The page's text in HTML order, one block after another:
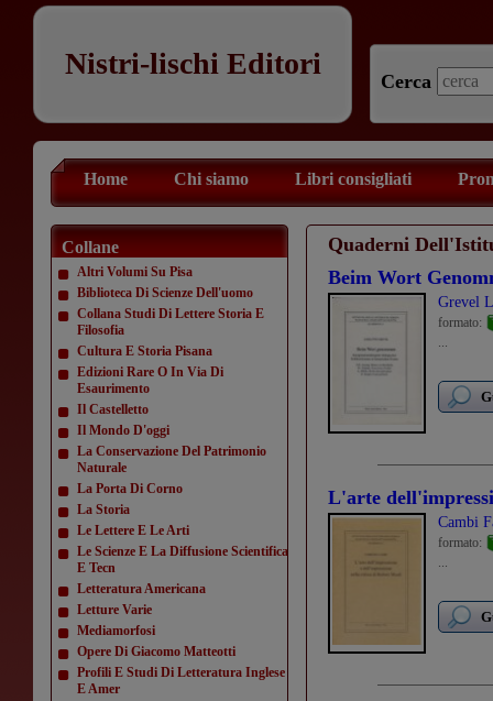
Nistri-lischi Editori
Cerca
Home Chi siamo Libri consigliati
Collane
Altri Volumi Su Pisa
Biblioteca Di Scienze Dell'uomo
Collana Studi Di Lettere Storia E
Filosofia
Cultura E Storia Pisana
Edizioni Rare O In Via Di
Esaurimento
Il Castelletto
Il Mondo D'oggi
La Conservazione Del Patrimonio
Naturale
La Porta Di Corno
La Storia
Le Lettere E Le Arti
Le Scienze E La Diffusione Scientifica
E Tecn
Letteratura Americana
Letture Varie
Mediamorfosi
Opere Di Giacomo Matteotti
Profili E Studi Di Letteratura Inglese
E Amer
Quaderni
Beim Wort
Grevel
formato:
...
L'arte
Cambi
formato:
...